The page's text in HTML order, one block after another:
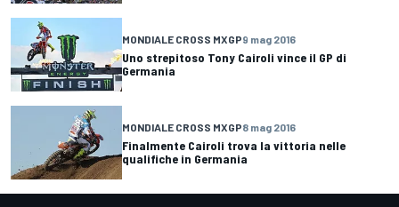
MONDIALE CROSS MXGP9 mag 2016
Uno strepitoso Tony Cairoli vince il GP di
Germania
MONDIALE CROSS MXGP8 mag 2016
Finalmente Cairoli trova la vittoria nelle
qualifiche in Germania